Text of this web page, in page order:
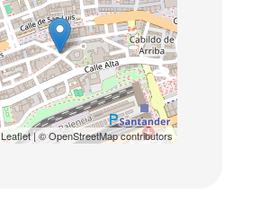
Leaflet| ©OpenStreetMapcontributors